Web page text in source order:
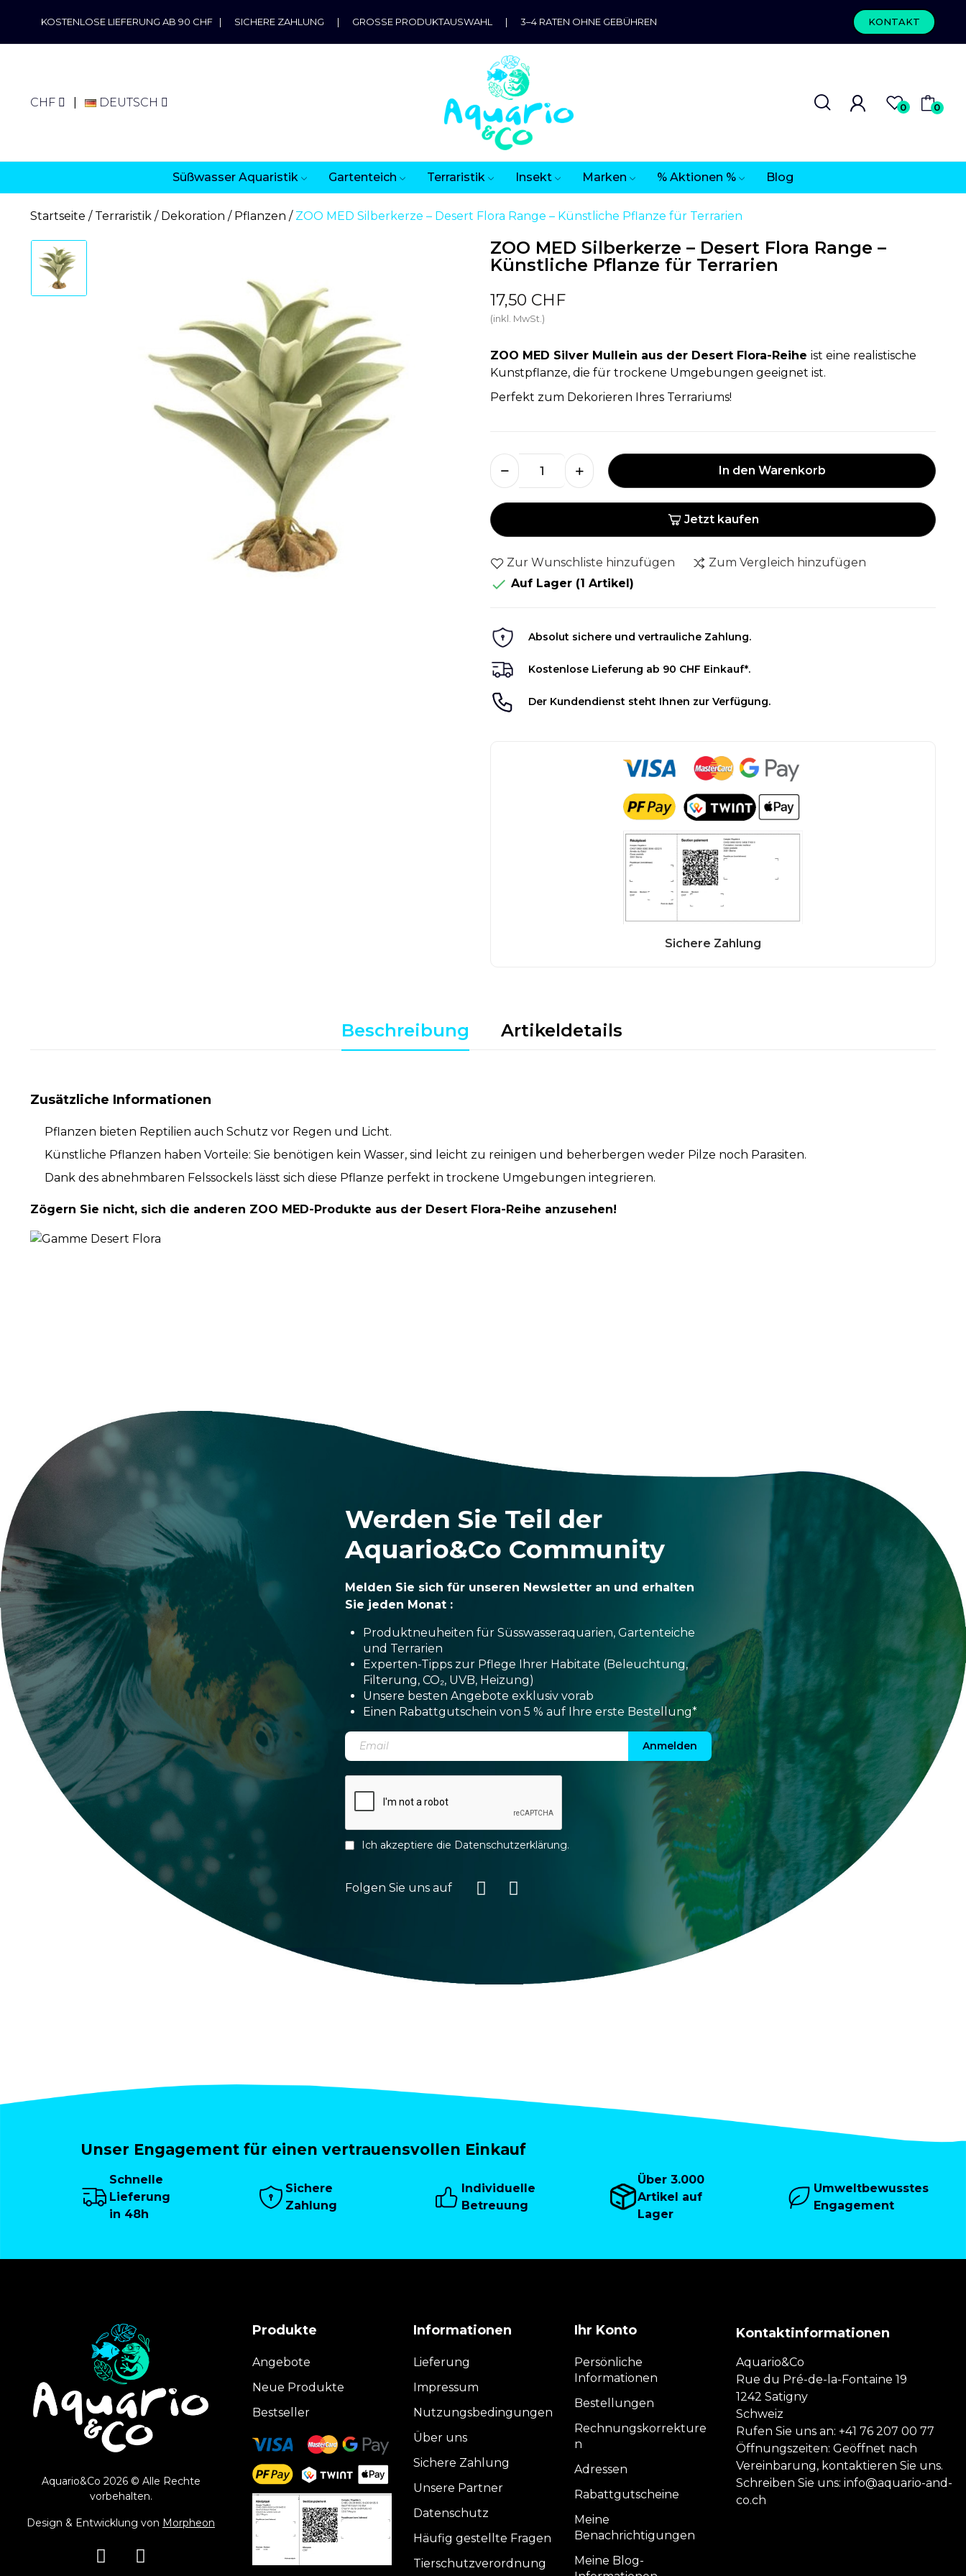
KOSTENLOSE LIEFERUNG AB 90 CHF | SICHERE ZAHLUNG | GROSSE PRODUKTAUSWAHL | 3–4 RATEN OHNE GEBÜHREN KONTAKT
CHF DEUTSCH 0 0
Süßwasser Aquaristik Gartenteich Terraristik Insekt Marken % Aktionen % Blog
Startseite Terraristik Dekoration Pflanzen ZOO MED Silberkerze – Desert Flora Range – Künstliche Pflanze für Terrarien
ZOO MED Silberkerze – Desert Flora Range –
Künstliche Pflanze für Terrarien
17,50 CHF
(inkl. MwSt.)
ZOO MED Silver Mullein aus der Desert Flora-Reihe ist eine realistische
Kunstpflanze, die für trockene Umgebungen geeignet ist.
Perfekt zum Dekorieren Ihres Terrariums!
In den Warenkorb
Jetzt kaufen
Zur Wunschliste hinzufügen Zum Vergleich hinzufügen
 Auf Lager (1 Artikel)
Absolut sichere und vertrauliche Zahlung.
Kostenlose Lieferung ab 90 CHF Einkauf*.
Der Kundendienst steht Ihnen zur Verfügung.
Beschreibung Artikeldetails
Zusätzliche Informationen
Pflanzen bieten Reptilien auch Schutz vor Regen und Licht.
Künstliche Pflanzen haben Vorteile: Sie benötigen kein Wasser, sind leicht zu reinigen und beherbergen weder Pilze noch Parasiten.
Dank des abnehmbaren Felssockels lässt sich diese Pflanze perfekt in trockene Umgebungen integrieren.
Zögern Sie nicht, sich die anderen ZOO MED-Produkte aus der Desert Flora-Reihe anzusehen!
Werden Sie Teil der
Aquario&Co Community
Melden Sie sich für unseren Newsletter an und erhalten
Sie jeden Monat :
Produktneuheiten für Süsswasseraquarien, Gartenteiche
und Terrarien
Experten-Tipps zur Pflege Ihrer Habitate (Beleuchtung,
Filterung, CO₂, UVB, Heizung)
Unsere besten Angebote exklusiv vorab
Einen Rabattgutschein von 5 % auf Ihre erste Bestellung*
Anmelden
Ich akzeptiere die Datenschutzerklärung.
Folgen Sie uns auf
Unser Engagement für einen vertrauensvollen Einkauf
Schnelle
Lieferung
in 48h
Sichere
Zahlung
Individuelle
Betreuung
Über 3.000
Artikel auf
Lager
Umweltbewusstes
Engagement
Aquario&Co 2026 © Alle Rechte
vorbehalten.
Design & Entwicklung von Morpheon
Produkte
Angebote
Neue Produkte
Bestseller
Informationen
Lieferung
Impressum
Nutzungsbedingungen
Über uns
Sichere Zahlung
Unsere Partner
Datenschutz
Häufig gestellte Fragen
Tierschutzverordnung
Ihr Konto
Persönliche
Informationen
Bestellungen
Rechnungskorrekture
n
Adressen
Rabattgutscheine
Meine
Benachrichtigungen
Meine Blog-
Kontaktinformationen
Aquario&Co
Rue du Pré-de-la-Fontaine 19
1242 Satigny
Schweiz
Rufen Sie uns an: +41 76 207 00 77
Öffnungszeiten: Geöffnet nach
Vereinbarung, kontaktieren Sie uns.
Schreiben Sie uns: info@aquario-and-
co.ch